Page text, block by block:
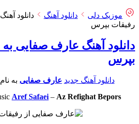
موزیک دلی دانلود آهنگ
دانلود
رفیقات بپرس
دانلود آهنگ عارف صفایی به
بپرس
دانلود آهنگ جدید عارف صفایی به نام
Aref Safaei – Az Refighat Bepors